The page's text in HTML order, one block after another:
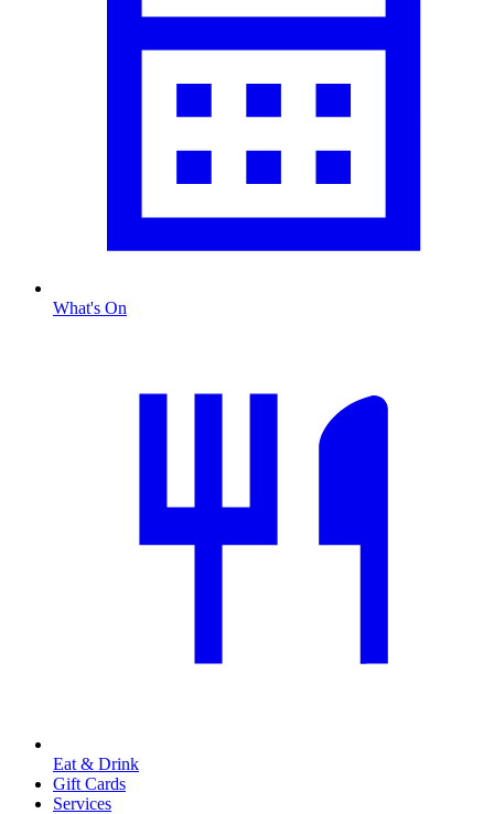
What's On
Eat & Drink
Gift Cards
Services